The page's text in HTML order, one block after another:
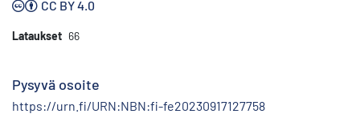
CC BY 4.0
Lataukset 66
Pysyvä osoite
https://urn.fi/URN:NBN:fi-fe20230917127758